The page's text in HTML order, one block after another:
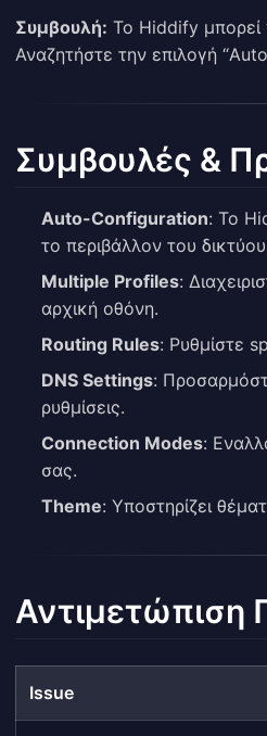
Συμβουλή: Το Hiddify μπορεί
Αναζητήστε την επιλογή
Συμβουλές &
Auto-Configuration: Το
το περιβάλλον του
Multiple Profiles:
αρχική οθόνη.
Routing Rules: Ρυθμίστε
DNS Settings:
ρυθμίσεις.
Connection Modes:
σας.
Theme: Υποστηρίζει
Issue